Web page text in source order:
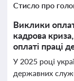
Стисло про
Виклики
кадрова
оплаті праці
У 2025 році
державних